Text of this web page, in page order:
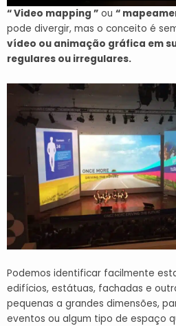
“ Video mapping ” ou “
pode divergir, mas o conceito é
vídeo ou animação gráfica em
regulares ou irregulares.
Podemos identificar facilmente
edifícios, estátuas, fachadas e
pequenas a grandes dimensões,
eventos ou algum tipo de espaço